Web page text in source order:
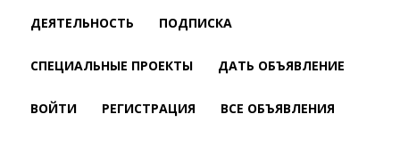
ДЕЯТЕЛЬНОСТЬ ПОДПИСКА
СПЕЦИАЛЬНЫЕ ПРОЕКТЫ ДАТЬ ОБЪЯВЛЕНИЕ
ВОЙТИ РЕГИСТРАЦИЯ ВСЕ ОБЪЯВЛЕНИЯ